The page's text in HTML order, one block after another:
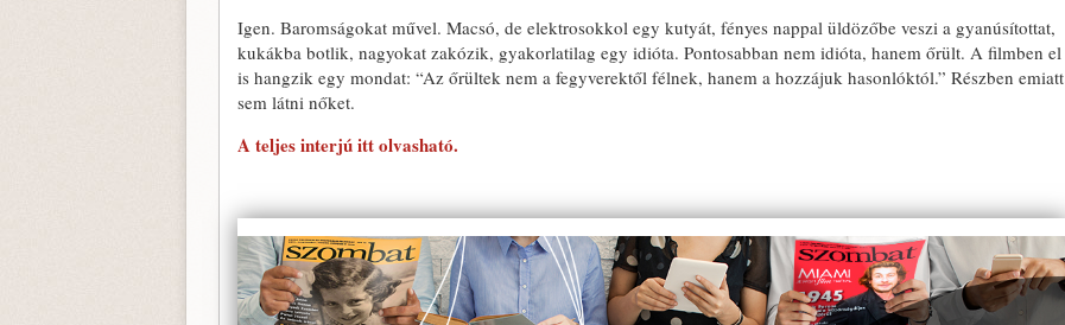
Igen. Baromságokat művel. Macsó, de elektrosokkol egy kutyát, fényes nappal üldözőbe veszi a gyanúsítottat,
kukákba botlik, nagyokat zakózik, gyakorlatilag egy idióta. Pontosabban nem idióta, hanem őrült. A filmben el
is hangzik egy mondat: “Az őrültek nem a fegyverektől félnek, hanem a hozzájuk hasonlóktól.” Részben emiatt
sem látni nőket.
A teljes interjú itt olvasható.